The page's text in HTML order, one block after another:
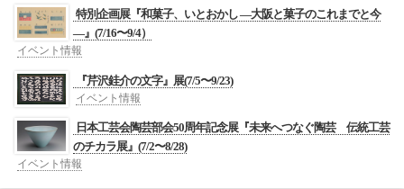
特別企画展『和菓子、いとおかし ―大阪と菓子のこれまでと今
―』(7/16〜9/4）
イベント情報
『芹沢銈介の文字』展(7/5〜9/23)
イベント情報
日本工芸会陶芸部会50周年記念展『未来へつなぐ陶芸 伝統工芸
のチカラ展』(7/2〜8/28)
イベント情報